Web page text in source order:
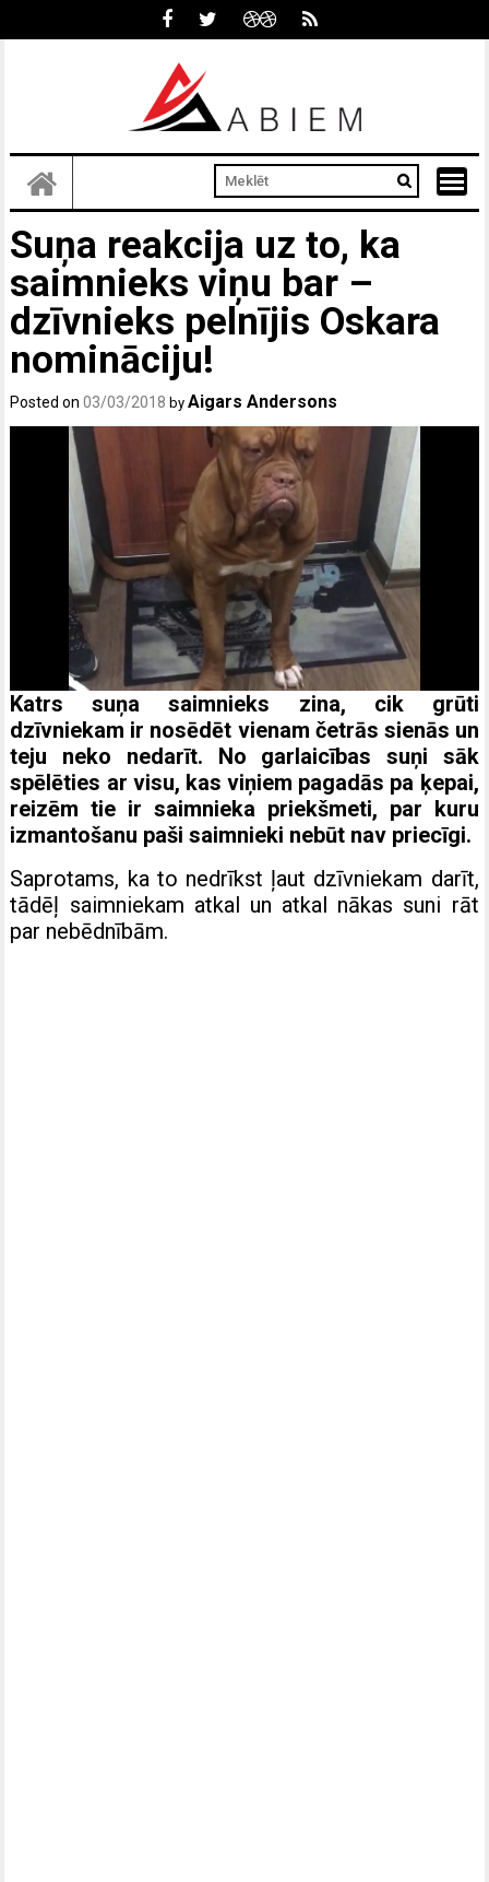
Suņa reakcija uz to, ka
saimnieks viņu bar –
dzīvnieks pelnījis Oskara
nomināciju!
Posted on03/03/2018 byAigars Andersons
Katrs suņa saimnieks zina, cik grūti
dzīvniekam ir nosēdēt vienam četrās sienās un
teju neko nedarīt. No garlaicības suņi sāk
spēlēties ar visu, kas viņiem pagadās pa ķepai,
reizēm tie ir saimnieka priekšmeti, par kuru
izmantošanu paši saimnieki nebūt nav priecīgi.
Saprotams, ka to nedrīkst ļaut dzīvniekam darīt,
tādēļ saimniekam atkal un atkal nākas suni rāt
par nebēdnībām.